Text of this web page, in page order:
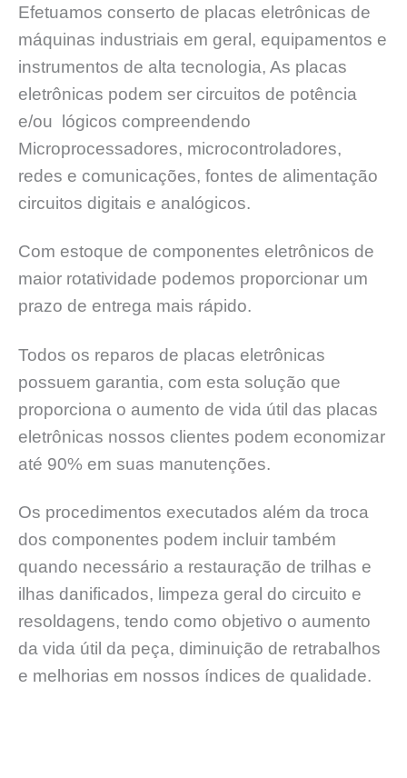
Efetuamos conserto de placas eletrônicas de
máquinas industriais em geral, equipamentos e
instrumentos de alta tecnologia, As placas
eletrônicas podem ser circuitos de potência
e/ou lógicos compreendendo
Microprocessadores, microcontroladores,
redes e comunicações, fontes de alimentação
circuitos digitais e analógicos.
Com estoque de componentes eletrônicos de
maior rotatividade podemos proporcionar um
prazo de entrega mais rápido.
Todos os reparos de placas eletrônicas
possuem garantia, com esta solução que
proporciona o aumento de vida útil das placas
eletrônicas nossos clientes podem economizar
até 90% em suas manutenções.
Os procedimentos executados além da troca
dos componentes podem incluir também
quando necessário a restauração de trilhas e
ilhas danificados, limpeza geral do circuito e
resoldagens, tendo como objetivo o aumento
da vida útil da peça, diminuição de retrabalhos
e melhorias em nossos índices de qualidade.